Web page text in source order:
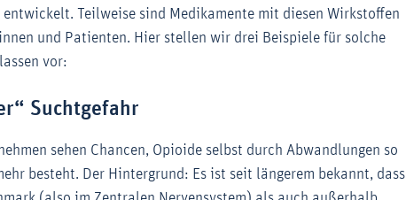
Teilweise sind Medikamente mit diesen Wirkstoffen
und Patienten. Hier stellen wir drei Beispiele für solche
vor:
Suchtgefahr
sehen Chancen, Opioide selbst durch Abwandlungen so
besteht. Der Hintergrund: Es ist seit längerem bekannt, dass